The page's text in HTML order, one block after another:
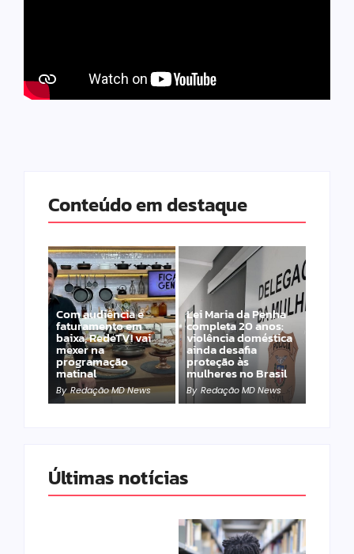
Conteúdo em destaque
Com audiência e
faturamento em
baixa, RedeTV! vai
mexer na
programação
matinal
By Redação MD News
Lei Maria da Penha
completa 20 anos:
violência doméstica
ainda desafia
proteção às
mulheres no Brasil
By Redação MD News
Últimas notícias